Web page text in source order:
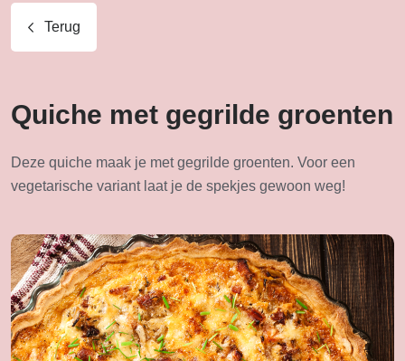
Terug
Quiche met gegrilde groenten
Deze quiche maak je met gegrilde groenten. Voor een
vegetarische variant laat je de spekjes gewoon weg!